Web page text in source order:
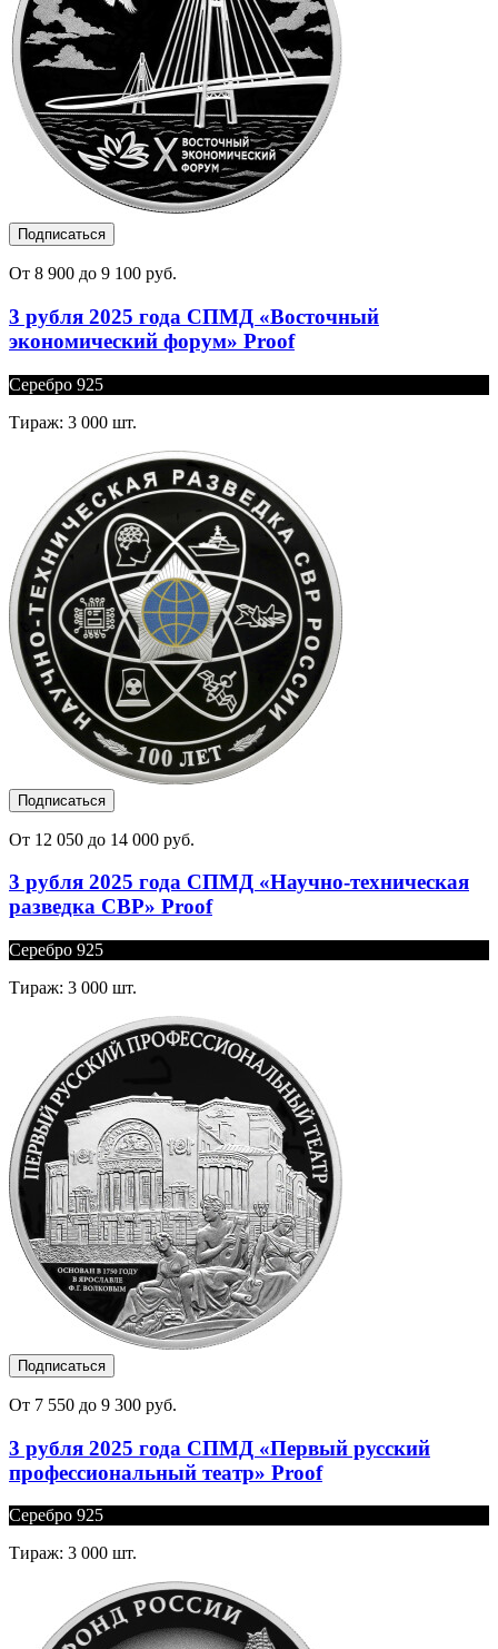
Подписаться
От 8 900 до 9 100 руб.
3 рубля 2025 года СПМД «Восточный
экономический форум» Proof
Серебро 925
Тираж: 3 000 шт.
Подписаться
От 12 050 до 14 000 руб.
3 рубля 2025 года СПМД «Научно-техническая
разведка СВР» Proof
Серебро 925
Тираж: 3 000 шт.
Подписаться
От 7 550 до 9 300 руб.
3 рубля 2025 года СПМД «Первый русский
профессиональный театр» Proof
Серебро 925
Тираж: 3 000 шт.